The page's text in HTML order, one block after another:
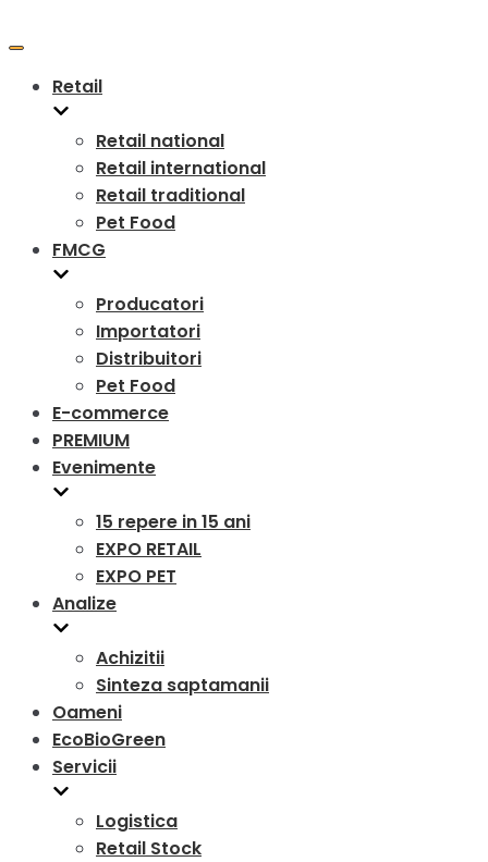
Retail
Retail national
Retail international
Retail traditional
Pet Food
FMCG
Producatori
Importatori
Distribuitori
Pet Food
E-commerce
PREMIUM
Evenimente
15 repere in 15 ani
EXPO RETAIL
EXPO PET
Analize
Achizitii
Sinteza saptamanii
Oameni
EcoBioGreen
Servicii
Logistica
Retail Stock